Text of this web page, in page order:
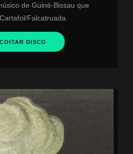
de Guiné-Bissau que
Falcatruada.
DISCO